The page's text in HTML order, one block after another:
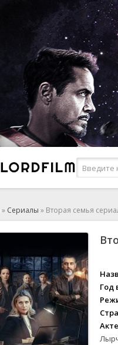
» Сериалы » Вторая семья
Год